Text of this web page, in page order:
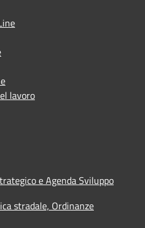
lavoro
e Agenda Sviluppo
stradale, Ordinanze